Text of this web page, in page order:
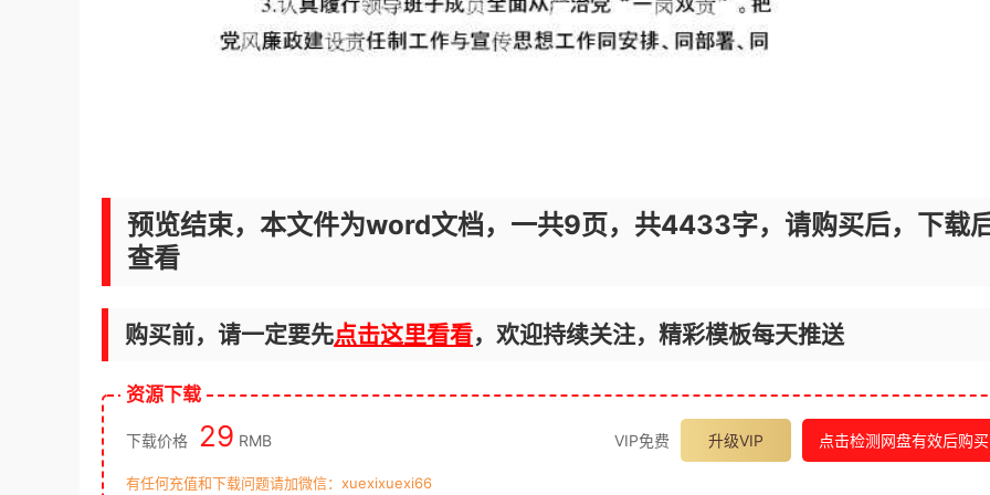
预览结束，本文件为word文档，一共9页，共4433字，请购买后，下载
查看
购买前，请一定要先点击这里看看，欢迎持续关注，精彩模板每天推送
资源下载
下载价格 29 RMB VIP免费 升级VIP 点击检测网盘有效后购买
有任何充值和下载问题请加微信：xuexixuexi66